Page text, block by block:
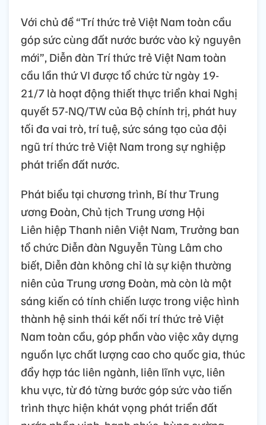
Với chủ đề “Trí thức trẻ Việt Nam toàn cầu
góp sức cùng đất nước bước vào kỷ nguyên
mới”, Diễn đàn Trí thức trẻ Việt Nam toàn
cầu lần thứ VI được tổ chức từ ngày 19-
21/7 là hoạt động thiết thực triển khai Nghị
quyết 57-NQ/TW của Bộ chính trị, phát huy
tối đa vai trò, trí tuệ, sức sáng tạo của đội
ngũ trí thức trẻ Việt Nam trong sự nghiệp
phát triển đất nước.
Phát biểu tại chương trình, Bí thư Trung
ương Đoàn, Chủ tịch Trung ương Hội
Liên hiệp Thanh niên Việt Nam, Trưởng ban
tổ chức Diễn đàn Nguyễn Tùng Lâm cho
biết, Diễn đàn không chỉ là sự kiện thường
niên của Trung ương Đoàn, mà còn là một
sáng kiến có tính chiến lược trong việc hình
thành hệ sinh thái kết nối trí thức trẻ Việt
Nam toàn cầu, góp phần vào việc xây dựng
nguồn lực chất lượng cao cho quốc gia, thúc
đẩy hợp tác liên ngành, liên lĩnh vực, liên
khu vực, từ đó từng bước góp sức vào tiến
trình thực hiện khát vọng phát triển đất